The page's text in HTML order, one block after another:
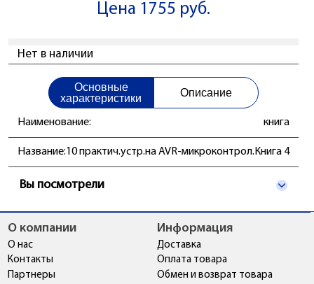
Цена 1755 руб.
Нет в наличии
Основные
характеристики
Описание
Наименование: книга
Название:10 практич.устр.на AVR-микроконтрол.Книга 4
Вы посмотрели
О компании
О нас
Контакты
Партнеры
Информация
Доставка
Оплата товара
Обмен и возврат товара